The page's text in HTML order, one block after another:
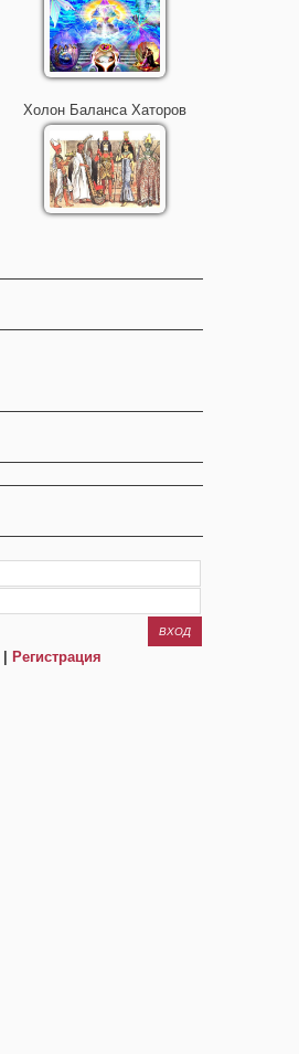
Холон Баланса Хаторов
Регистрация